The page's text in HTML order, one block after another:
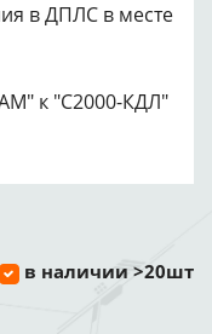
в ДПЛС в месте
к "С2000-КДЛ"
в наличии >20шт